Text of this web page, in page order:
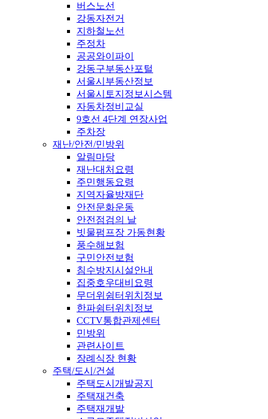
버스노선
강동자전거
지하철노선
주정차
공공와이파이
강동구부동산포털
서울시부동산정보
서울시토지정보시스템
자동차정비교실
9호선 4단계 연장사업
주차장
재난/안전/민방위
알림마당
재난대처요령
주민행동요령
지역자율방재단
안전문화운동
안전점검의 날
빗물펌프장 가동현황
풍수해보험
구민안전보험
침수방지시설안내
집중호우대비요령
무더위쉼터위치정보
한파쉼터위치정보
CCTV통합관제센터
민방위
관련사이트
장례식장 현황
주택/도시/건설
주택도시개발공지
주택재건축
주택재개발